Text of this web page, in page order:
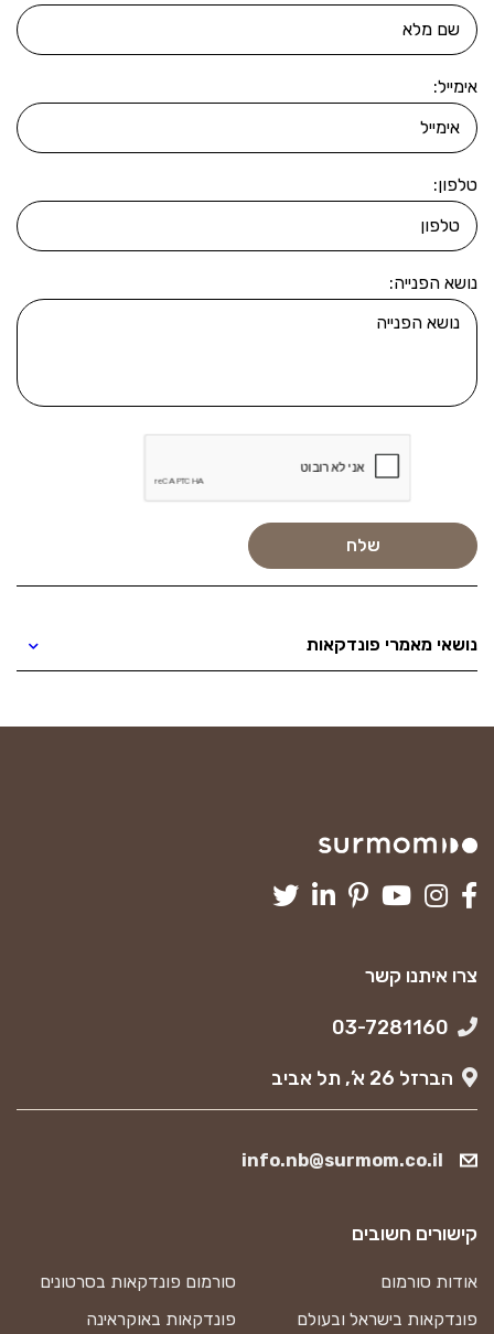
אימייל:
טלפון:
נושא הפנייה:
נושאי מאמרי פונדקאות
צרו איתנו קשר
הברזל 26 א’, תל אביב
info.nb@surmom.co.il
קישורים חשובים
אודות סורמום
סורמום פונדקאות בסרטונים
פונדקאות בישראל ובעולם
פונדקאות באוקראינה